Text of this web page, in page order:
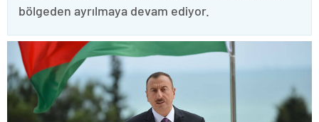
bölgeden ayrılmaya devam ediyor.